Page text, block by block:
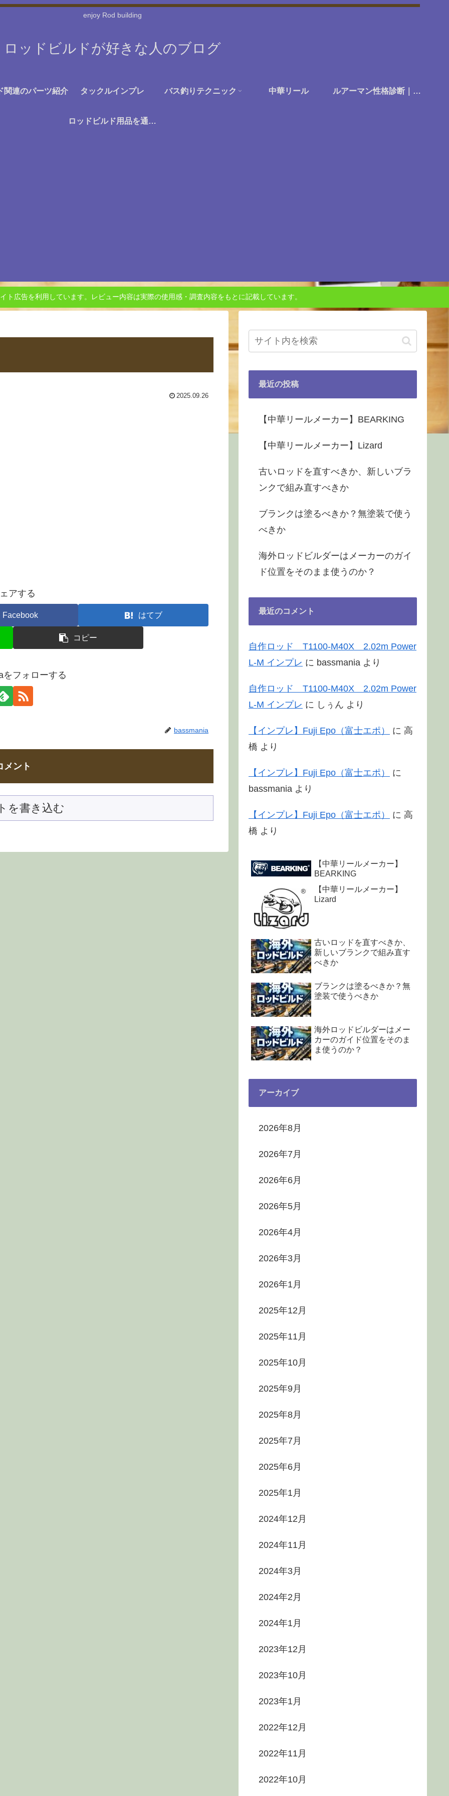
enjoy Rod building
ロッドビルドが好きな人のブログ
関連のパーツ紹介 タックルインプレ バス釣りテクニック 中華リール ルアーマン性格診断｜あなたは何に楽しさを感じる釣り人か？
ロッドビルド用品を通販で探す
ト広告を利用しています。レビュー内容は実際の使用感・調査内容をもとに記載しています。
2025.09.26
アする
Facebook はてブ
コピー
をフォローする
bassmania
メント
を書き込む
最近の投稿
【中華リールメーカー】BEARKING
【中華リールメーカー】Lizard
古いロッドを直すべきか、新しいブラ
ンクで組み直すべきか
ブランクは塗るべきか？無塗装で使う
べきか
海外ロッドビルダーはメーカーのガイ
ド位置をそのまま使うのか？
最近のコメント
自作ロッド T1100-M40X 2.02m Power
L-M インプレ に bassmania より
自作ロッド T1100-M40X 2.02m Power
L-M インプレ に しぅん より
【インプレ】Fuji Epo（富士エポ） に 高
橋 より
【インプレ】Fuji Epo（富士エポ）
に
bassmania より
【インプレ】Fuji Epo（富士エポ） に 高
橋 より
【中華リールメーカー】
BEARKING
【中華リールメーカー】
Lizard
古いロッドを直すべきか、
新しいブランクで組み直す
べきか
ブランクは塗るべきか？無
塗装で使うべきか
海外ロッドビルダーはメー
カーのガイド位置をそのま
ま使うのか？
アーカイブ
2026年8月
2026年7月
2026年6月
2026年5月
2026年4月
2026年3月
2026年1月
2025年12月
2025年11月
2025年10月
2025年9月
2025年8月
2025年7月
2025年6月
2025年1月
2024年12月
2024年11月
2024年3月
2024年2月
2024年1月
2023年12月
2023年10月
2023年1月
2022年12月
2022年11月
2022年10月